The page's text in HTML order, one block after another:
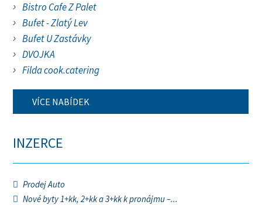
Bistro Cafe Z Palet
Bufet - Zlatý Lev
Bufet U Zastávky
DVOJKA
Filda cook.catering
VÍCE NABÍDEK
INZERCE
Prodej Auto
Nové byty 1+kk, 2+kk a 3+kk k pronájmu –...